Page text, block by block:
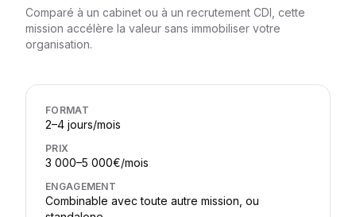
Comparé à un cabinet ou à un recrutement CDI, cette
mission accélère la valeur sans immobiliser votre
organisation.
FORMAT
2–4 jours/mois
PRIX
3 000–5 000€/mois
ENGAGEMENT
Combinable avec toute autre mission, ou